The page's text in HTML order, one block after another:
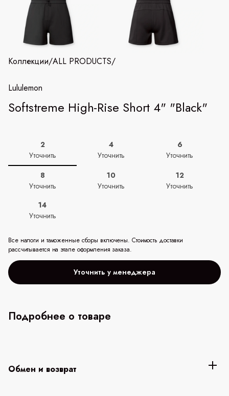
Коллекции/ALL PRODUCTS/
Lululemon
Softstreme High-Rise Short 4" "Black"
2
Уточнить
4
Уточнить
6
Уточнить
8
Уточнить
10
Уточнить
12
Уточнить
14
Уточнить
Все налоги и таможенные сборы включены. Стоимость доставки
рассчитывается на этапе оформления заказа.
Уточнить у менеджера
Подробнее о товаре
Обмен и возврат